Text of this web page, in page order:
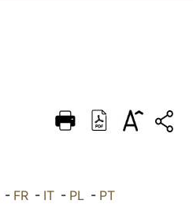
DEUTSCH
العربيّة - FR - IT - PL - PT